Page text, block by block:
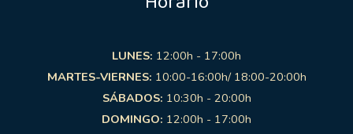
LUNES: 12:00h - 17:00h
MARTES-VIERNES: 10:00-16:00h/ 18:00-20:00h
SÁBADOS: 10:30h - 20:00h
DOMINGO: 12:00h - 17:00h